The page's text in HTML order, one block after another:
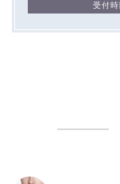
受付